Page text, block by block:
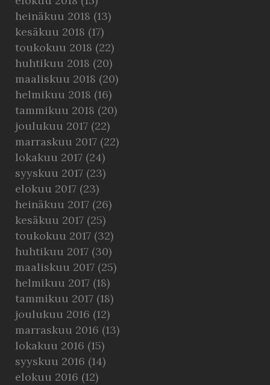
heinäkuu 2018 (13)
kesäkuu 2018 (17)
toukokuu 2018 (22)
huhtikuu 2018 (20)
maaliskuu 2018 (20)
helmikuu 2018 (16)
tammikuu 2018 (20)
joulukuu 2017 (22)
marraskuu 2017 (22)
lokakuu 2017 (24)
syyskuu 2017 (23)
elokuu 2017 (23)
heinäkuu 2017 (26)
kesäkuu 2017 (25)
toukokuu 2017 (32)
huhtikuu 2017 (30)
maaliskuu 2017 (25)
helmikuu 2017 (18)
tammikuu 2017 (18)
joulukuu 2016 (12)
marraskuu 2016 (13)
lokakuu 2016 (15)
syyskuu 2016 (14)
elokuu 2016 (12)